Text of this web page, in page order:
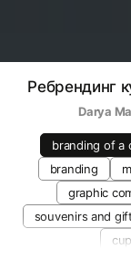
Ребрендинг
Darya
branding of a
branding
graphic
souvenirs and
cup